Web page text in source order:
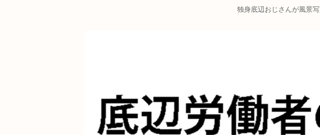
独身底辺おじさんが風景